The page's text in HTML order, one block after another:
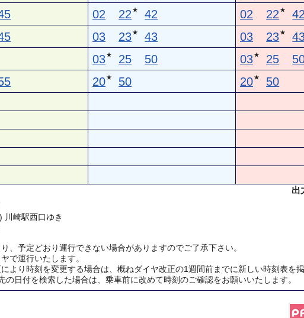
02 22 ★ 42 02 22 ★ 42
03 23★ 43 03 23★
03★ 25 50 03★ 25
20★ 50 20★ 50
出
川崎駅西口ゆき
予定どおり運行できない場合がありますのでご了承下さい。
運行いたします。
より時刻を変更する場合は、概ねダイヤ改正の1週間前までに新しい時刻表を
の日付を検索した場合は、乗車前に改めて時刻のご確認をお願いいたします。